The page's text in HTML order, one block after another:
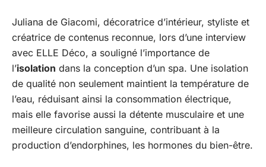
Juliana de Giacomi, décoratrice d’intérieur, styliste et
créatrice de contenus reconnue, lors d’une interview
avec ELLE Déco, a souligné l’importance de
l’isolation dans la conception d’un spa. Une isolation
de qualité non seulement maintient la température de
l’eau, réduisant ainsi la consommation électrique,
mais elle favorise aussi la détente musculaire et une
meilleure circulation sanguine, contribuant à la
production d’endorphines, les hormones du bien-être.